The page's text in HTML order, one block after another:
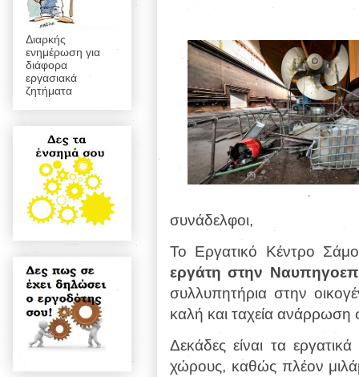
συνάδελφοι,
Το Εργατικό Κέντρο
εργάτη στην
συλλυπητήρια στην
καλή και ταχεία ανάρρωση
Δεκάδες είναι τα
χώρους, καθώς πλέον
Διαρκής
ενημέρωση για
διάφορα
εργασιακά
ζητήματα